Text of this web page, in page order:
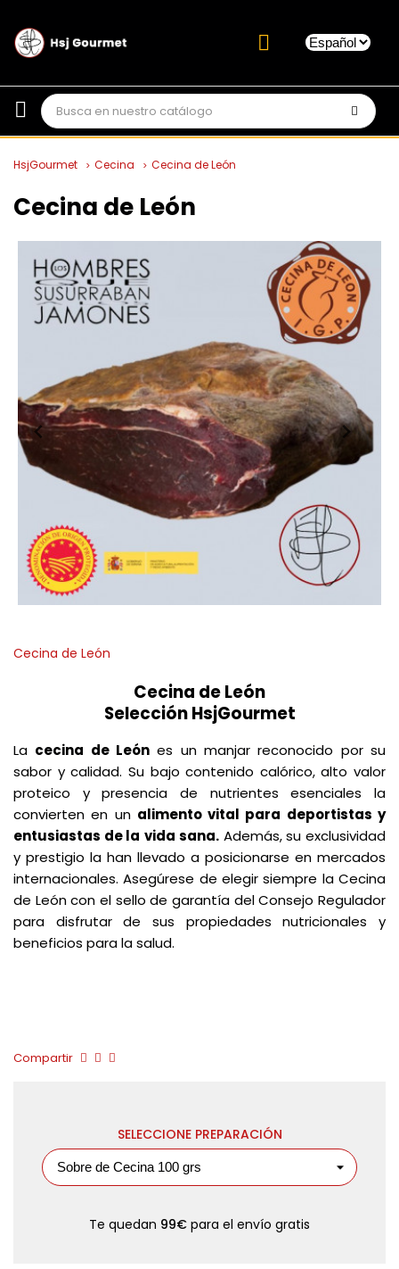
HsjGourmet Cecina Cecina de León
Cecina de León
Cecina de León
Cecina de León
Selección HsjGourmet
La cecina de León es un manjar reconocido por su
sabor y calidad. Su bajo contenido calórico, alto valor
proteico y presencia de nutrientes esenciales la
convierten en un alimento vital para deportistas y
entusiastas de la vida sana.Además, su exclusividad
y prestigio la han llevado a posicionarse en mercados
internacionales. Asegúrese de elegir siempre la Cecina
de León con el sello de garantía del Consejo Regulador
para disfrutar de sus propiedades nutricionales y
beneficios para la salud.
Compartir
SELECCIONE PREPARACIÓN
Te quedan 99€ para el envío gratis